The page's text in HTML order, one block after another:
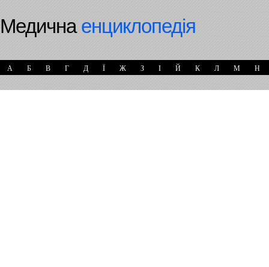
Медичнаенциклопедія
А Б В Г Д Ї Ж З І Й К Л М Н